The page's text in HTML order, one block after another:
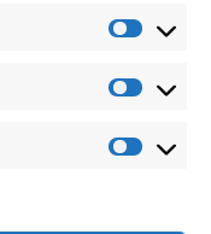
Leto